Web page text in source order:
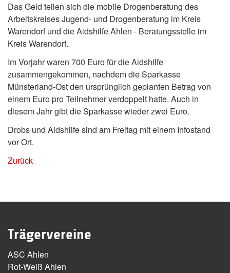
Das Geld teilen sich die mobile Drogenberatung des
Arbeitskreises Jugend- und Drogenberatung im Kreis
Warendorf und die Aidshilfe Ahlen - Beratungsstelle im
Kreis Warendorf.
Im Vorjahr waren 700 Euro für die Aidshilfe
zusammengekommen, nachdem die Sparkasse
Münsterland-Ost den ursprünglich geplanten Betrag von
einem Euro pro Teilnehmer verdoppelt hatte. Auch in
diesem Jahr gibt die Sparkasse wieder zwei Euro.
Drobs und Aidshilfe sind am Freitag mit einem Infostand
vor Ort.
Zurück
Trägervereine
ASC Ahlen
Rot-Weiß Ahlen